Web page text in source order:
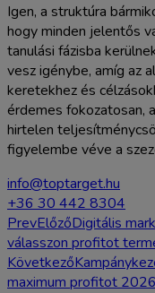
Igen, a struktúra
hogy minden jelentős
tanulási fázisba
vesz igénybe, amíg az
keretekhez és
érdemes fokozatosan,
hirtelen
figyelembe véve a
info@toptarget.hu
+36 30 442 8304
PrevElőzőDigitális
válasszon profitot
Következő
maximum profitot